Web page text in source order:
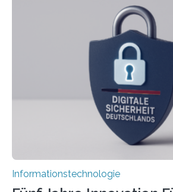
koordiniert wird. Ab dem 1.
über einen Zeitraum von vier Jahren
Promovierende im Rahmen von
kognitiven Robotern beschäftigen –
die mittels Sensoren ihre Umgebung
Informationen verarbeiten und häufig
Informationstechnologie